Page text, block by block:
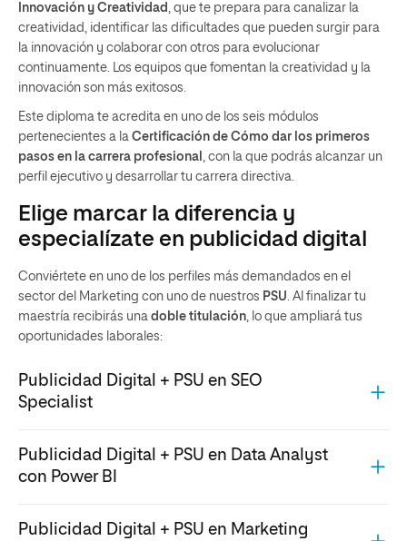
Innovación y Creatividad , que te prepara para canalizar la
creatividad, identificar las dificultades que pueden surgir para
la innovación y colaborar con otros para evolucionar
continuamente. Los equipos que fomentan la creatividad y la
innovación son más exitosos.
Este diploma te acredita en uno de los seis módulos
pertenecientes a la Certificación de Cómo dar los primeros
pasos en la carrera profesional
, con la que podrás alcanzar un
perfil ejecutivo y desarrollar tu carrera directiva.
Elige marcar la diferencia y
especialízate en publicidad digital
Conviértete en uno de los perfiles más demandados en el
sector del Marketing con uno de nuestros PSU . Al finalizar tu
maestría recibirás una doble titulación , lo que ampliará tus
oportunidades laborales:
Publicidad Digital + PSU en SEO
Specialist
Conviértete en unexperto en las últimas estrategias en
SEOy dale un impulso a tu perfil profesional. Los mejores
casos reales. Profundizarás sobre cómo identificar
Publicidad Digital + PSU en Data Analyst
con Power BI
Especialízate en el análisis y visualización de datos con la
Publicidad Digital + PSU en Marketing